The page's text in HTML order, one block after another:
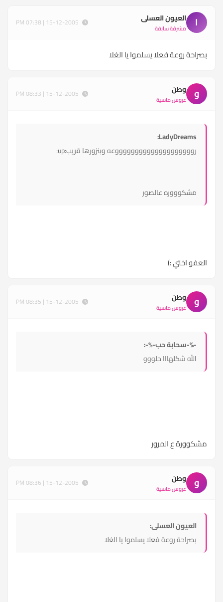
ا العيون العسلى
مشرفة سابقة
بصراحة روعة فعلا يسلموا يا الغلا
و وطن
عروس ماسية
LadyDreams:
رووووووووووووووووووووعه وبنزورها قريب:up:
مشكوووره عالصور
العفو اختي :)
و وطن
عروس ماسية
-%-سحابة حب-%-:
الله شكلهااا حلووو
مشكوورة ع المرور
و وطن
عروس ماسية
العيون العسلى:
بصراحة روعة فعلا يسلموا يا الغلا